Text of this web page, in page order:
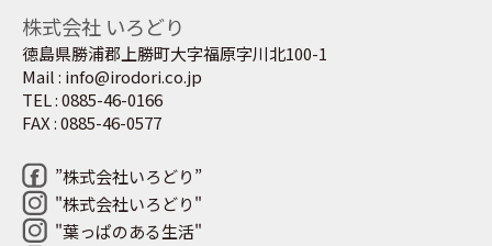
株式会社 いろどり
徳島県勝浦郡上勝町大字福原字川北100-1
Mail : info@irodori.co.jp
TEL : 0885-46-0166
FAX : 0885-46-0577
”株式会社いろどり”
"株式会社いろどり"
"葉っぱのある生活"